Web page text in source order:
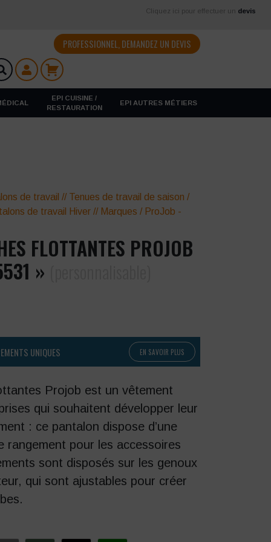
Cliquez ici pour effectuer un devis
PROFESSIONNEL, DEMANDEZ UN DEVIS
EPI CUISINE /
RESTAURATION
EPI AUTRES MÉTIERS
de travail // Tenues de travail de saison /
de travail Hiver // Marques / ProJob -
FLOTTANTES PROJOB
»
UNIQUES EN SAVOIR PLUS
Projob est un vêtement
qui souhaitent développer leur
: ce pantalon dispose d’une
rangement pour les accessoires
sont disposés sur les genoux
qui sont ajustables pour créer